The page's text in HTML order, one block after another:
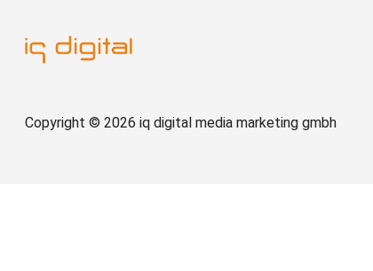
Copyright © 2026 iq digital media marketing gmbh